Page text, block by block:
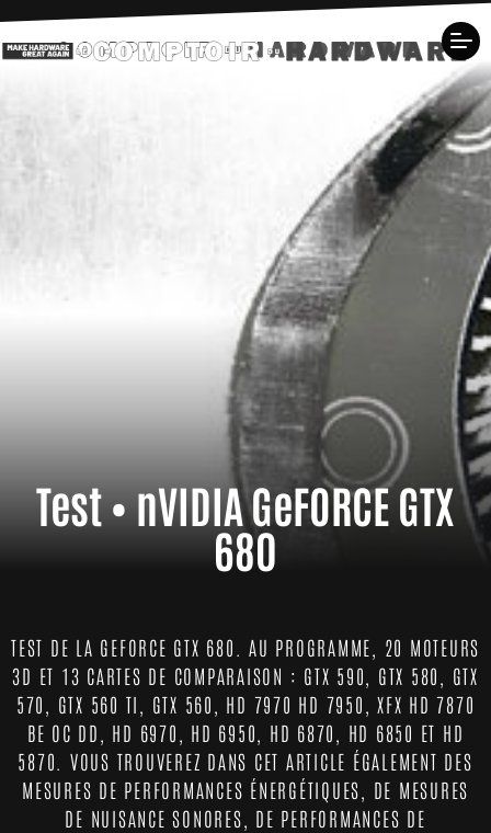
Test • nVIDIA GeFORCE GTX
680
TEST DE LA GEFORCE GTX 680. AU PROGRAMME, 20 MOTEURS
3D ET 13 CARTES DE COMPARAISON : GTX 590, GTX 580, GTX
570, GTX 560 TI, GTX 560, HD 7970 HD 7950, XFX HD 7870
BE OC DD, HD 6970, HD 6950, HD 6870, HD 6850 ET HD
5870. VOUS TROUVEREZ DANS CET ARTICLE ÉGALEMENT DES
MESURES DE PERFORMANCES ÉNERGÉTIQUES, DE MESURES
DE NUISANCE SONORES, DE PERFORMANCES DE